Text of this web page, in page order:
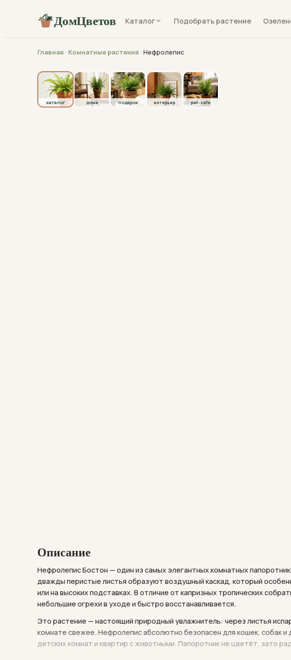
ДомЦветов Каталог Подобрать растение
Главная · Комнатные растения · Нефролепис
каталог
каталог дома подарок интерьер pet-safe
Описание
Нефролепис Бостон — один из самых элегантных комнатных
дважды перистые листья образуют воздушный каскад, который
или на высоких подставках. В отличие от капризных тропических
небольшие огрехи в уходе и быстро восстанавливается.
Это растение — настоящий природный увлажнитель: через листья
комнате свежее. Нефролепис абсолютно безопасен для кошек, собак
детских комнат и квартир с животными. Папоротник не цветёт, зато